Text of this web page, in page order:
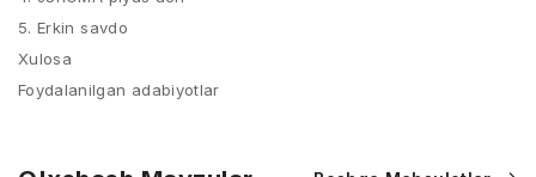
5. Erkin savdo
Xulosa
Foydalanilgan adabiyotlar